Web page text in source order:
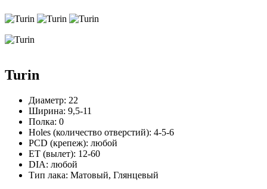
Turin
Диаметр: 22
Ширина: 9,5-11
Полка: 0
Holes (количество отверстий): 4-5-6
PCD (крепеж): любой
ЕТ (вылет): 12-60
DIA: любой
Тип лака: Матовый, Глянцевый